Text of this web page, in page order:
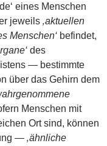
eines Menschen
jeweils ‚aktuellen
Menschen‘ befindet,
des
— bestimmte
über das Gehirn dem
Menschen mit
Ort sind, können
— ‚ähnliche